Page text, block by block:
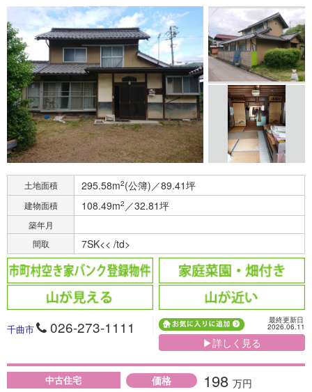
土地面積 295.58m2(公簿)／89.41坪
建物面積 108.49m2 ／32.81坪
築年月
間取
7SK<< /td>
千曲市 026-273-1111 最終更新日
2026.06.11
▶詳しく見る
中古住宅 価格 198 万円